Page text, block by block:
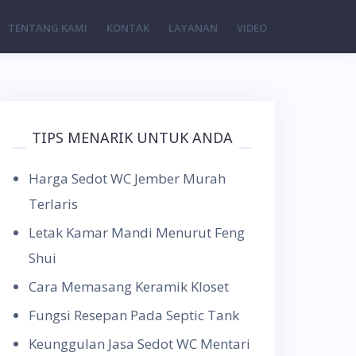
TENTANG KAMI KONTAK LAYANAN VIDEO
TIPS MENARIK UNTUK ANDA
Harga Sedot WC Jember Murah
Terlaris
Letak Kamar Mandi Menurut Feng
Shui
Cara Memasang Keramik Kloset
Fungsi Resepan Pada Septic Tank
Keunggulan Jasa Sedot WC Mentari